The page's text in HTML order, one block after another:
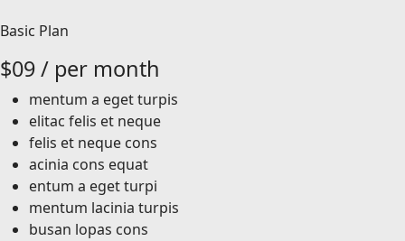
Basic Plan
$09/ per month
mentum a eget turpis
elitac felis et neque
felis et neque cons
acinia cons equat
entum a eget turpi
mentum lacinia turpis
busan lopas cons